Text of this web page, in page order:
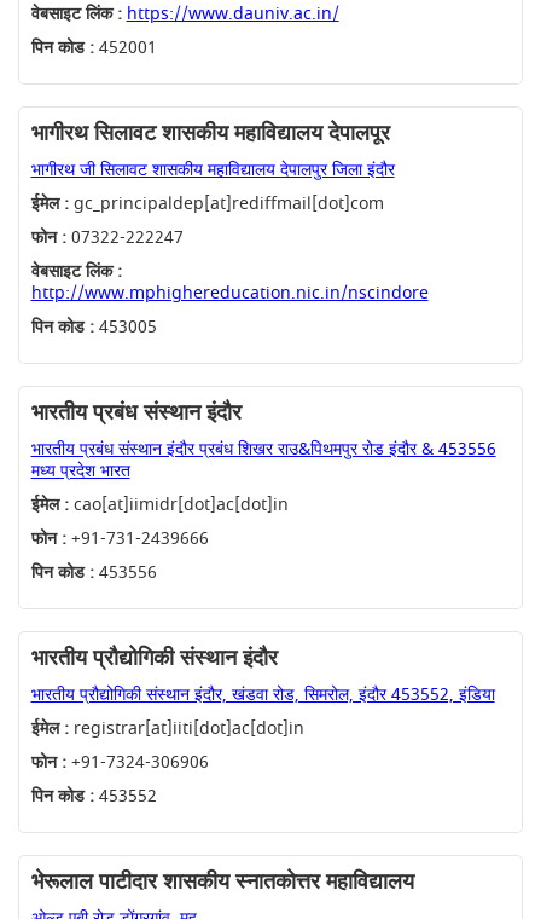
वेबसाइट लिंक : https://www.dauniv.ac.in/
पिन कोड :452001
भागीरथ सिलावट शासकीय महाविद्यालय देपालपूर
भागीरथ जी सिलावट शासकीय महाविद्यालय देपालपुर जिला इंदौर
ईमेल :gc_principaldep[at]rediffmail[dot]com
फोन :07322-222247
वेबसाइट लिंक :
http://www.mphighereducation.nic.in/nscindore
पिन कोड :453005
भारतीय प्रबंध संस्थान इंदौर
भारतीय प्रबंध संस्थान इंदौर प्रबंध शिखर राउ&पिथमपुर रोड इंदौर & 453556
मध्य प्रदेश भारत
ईमेल :cao[at]iimidr[dot]ac[dot]in
फोन :+91-731-2439666
पिन कोड :453556
भारतीय प्रौद्योगिकी संस्थान इंदौर
भारतीय प्रौद्योगिकी संस्थान इंदौर, खंडवा रोड, सिमरोल, इंदौर 453552, इंडिया
ईमेल :registrar[at]iiti[dot]ac[dot]in
फोन :+91-7324-306906
पिन कोड :453552
भेरूलाल पाटीदार शासकीय स्नातकोत्तर महाविद्यालय